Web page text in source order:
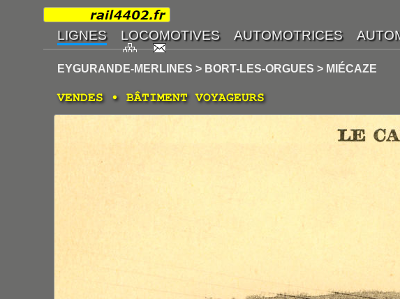
EYGURANDE-MERLINES > BORT-LES-ORGUES > MIÉCAZE
VENDES • BÂTIMENT VOYAGEURS